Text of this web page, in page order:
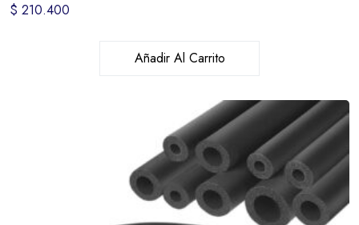
$ 210.400
Añadir Al Carrito